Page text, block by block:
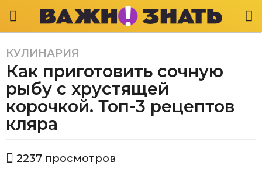
4
г
д
а
a
o
4
КУЛИНАРИЯ
Как приготовить сочную
рыбу с хрустящей
корочкой. Топ-3 рецептов
кляра
в
2237 просмотров